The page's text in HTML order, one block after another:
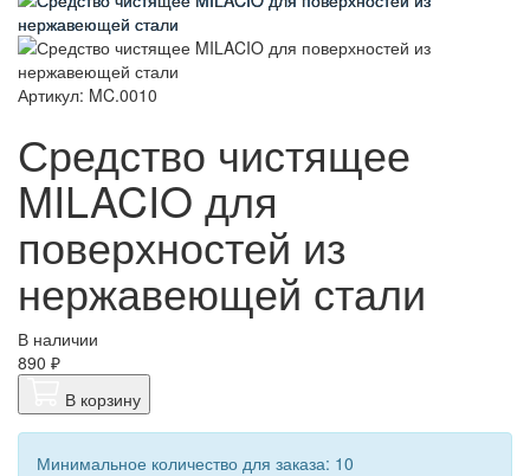
Артикул: MC.0010
Средство чистящее
MILACIO для
поверхностей из
нержавеющей стали
В наличии
890 ₽
В корзину
Минимальное количество для заказа: 10